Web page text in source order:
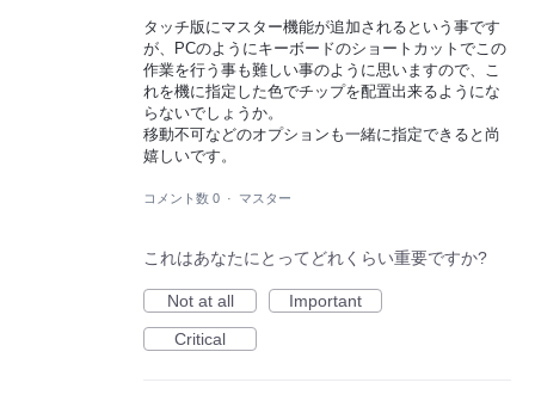
タッチ版にマスター機能が追加されるという事です
が、PCのようにキーボードのショートカットでこの
作業を行う事も難しい事のように思いますので、こ
れを機に指定した色でチップを配置出来るようにな
らないでしょうか。
移動不可などのオプションも一緒に指定できると尚
嬉しいです。
コメント数 0 · マスター
これはあなたにとってどれくらい重要ですか?
Not at all
Important
Critical